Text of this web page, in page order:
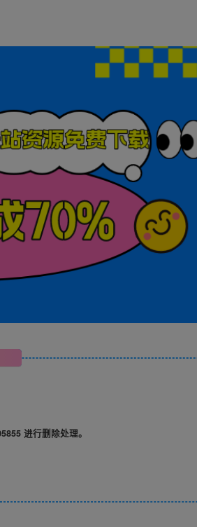
进行删除处理。